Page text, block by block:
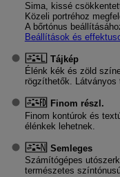
Sima, kissé
Közeli portréhoz
A bőrtónus
Beállítások és
Tájkép
Élénk kék és zöld
rögzíthetők.
Finom részl.
Finom kontúrok és
élénkek lehetnek.
Semleges
Számítógépes
természetes